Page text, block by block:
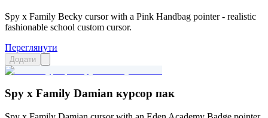
Spy x Family Becky cursor with a Pink Handbag pointer - realistic
fashionable school custom cursor.
Переглянути
Додати
Spy x Family Damian курсор пак